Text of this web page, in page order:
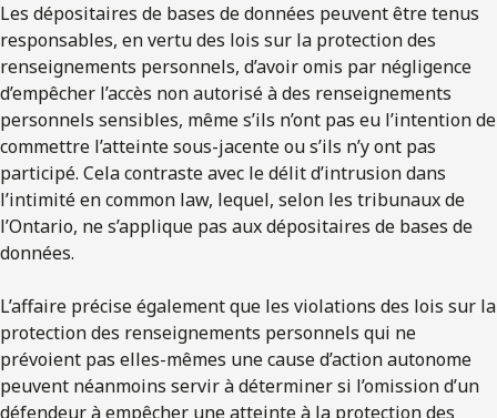
Les dépositaires de bases de données peuvent être tenus
responsables, en vertu des lois sur la protection des
renseignements personnels, d’avoir omis par négligence
d’empêcher l’accès non autorisé à des renseignements
personnels sensibles, même s’ils n’ont pas eu l’intention de
commettre l’atteinte sous-jacente ou s’ils n’y ont pas
participé. Cela contraste avec le délit d’intrusion dans
l’intimité en common law, lequel, selon les tribunaux de
l’Ontario, ne s’applique pas aux dépositaires de bases de
données.
L’affaire précise également que les violations des lois sur la
protection des renseignements personnels qui ne
prévoient pas elles-mêmes une cause d’action autonome
peuvent néanmoins servir à déterminer si l’omission d’un
défendeur à empêcher une atteinte à la protection des